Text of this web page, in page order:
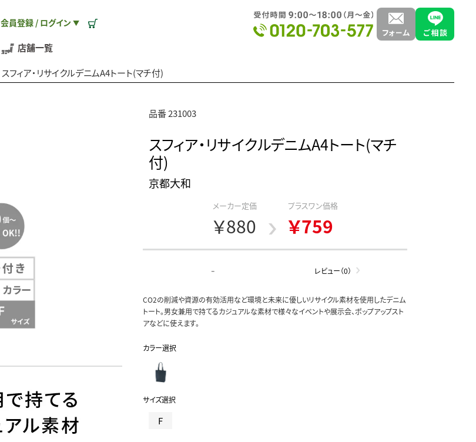
会員登録 / ログイン ▼
店舗一覧
スフィア・リサイクルデニムA4トート(マチ付)
品番 231003
スフィア・リサイクルデニムA4トート(マチ
付)
京都大和
メーカー定価
￥880
プラスワン価格
￥759
- レビュー（0）
CO2の削減や資源の有効活用など環境と未来に優しいリサイクル素材を使用したデニム
トート。男女兼用で持てるカジュアルな素材で様々なイベントや展示会、ポップアップスト
アなどに使えます。
カラー選択
サイズ選択
F